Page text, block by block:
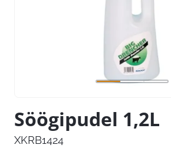
Söögipudel 1,2L
XKRB1424